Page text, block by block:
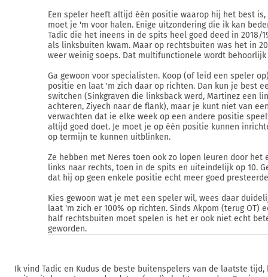
Een speler heeft altijd één positie waarop hij het best is,
moet je 'm voor halen. Enige uitzondering die ik kan
Tadic die het ineens in de spits heel goed deed in 2018/
als linksbuiten kwam. Maar op rechtsbuiten was het in
weer weinig soeps. Dat multifunctionele wordt behoorlijk
Ga gewoon voor specialisten. Koop (of leid een speler
positie en laat 'm zich daar op richten. Dan kun je best
switchen (Sinkgraven die linksback werd, Martinez een
achteren, Ziyech naar de flank), maar je kunt niet van
verwachten dat ie elke week op een andere positie
altijd goed doet. Je moet je op één positie kunnen
op termijn te kunnen uitblinken.
Ze hebben met Neres toen ook zo lopen leuren door het
links naar rechts, toen in de spits en uiteindelijk op 10.
dat hij op geen enkele positie echt meer goed
Kies gewoon wat je met een speler wil, wees daar
laat 'm zich er 100% op richten. Sinds Akpom (terug OT)
half rechtsbuiten moet spelen is het er ook niet echt
geworden.
Ik vind Tadic en Kudus de beste buitenspelers van de laatste